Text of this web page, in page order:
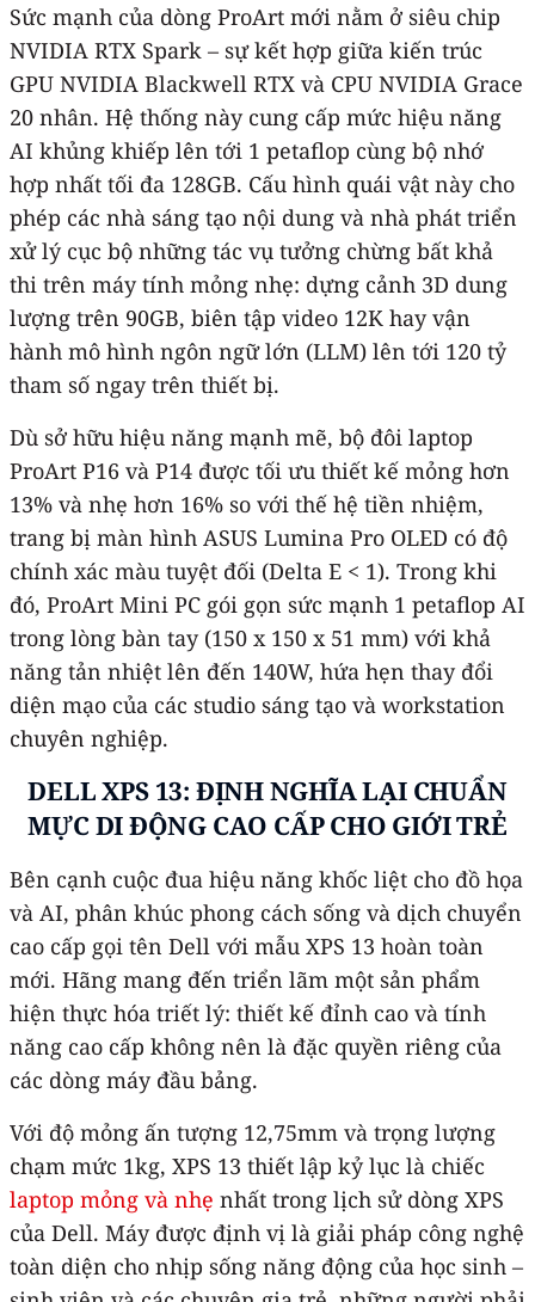
Sức mạnh của dòng ProArt mới nằm ở siêu chip
NVIDIA RTX Spark – sự kết hợp giữa kiến trúc
GPU NVIDIA Blackwell RTX và CPU NVIDIA Grace
20 nhân. Hệ thống này cung cấp mức hiệu năng
AI khủng khiếp lên tới 1 petaflop cùng bộ nhớ
hợp nhất tối đa 128GB. Cấu hình quái vật này cho
phép các nhà sáng tạo nội dung và nhà phát triển
xử lý cục bộ những tác vụ tưởng chừng bất khả
thi trên máy tính mỏng nhẹ: dựng cảnh 3D dung
lượng trên 90GB, biên tập video 12K hay vận
hành mô hình ngôn ngữ lớn (LLM) lên tới 120 tỷ
tham số ngay trên thiết bị.
​Dù sở hữu hiệu năng mạnh mẽ, bộ đôi laptop
ProArt P16 và P14 được tối ưu thiết kế mỏng hơn
13% và nhẹ hơn 16% so với thế hệ tiền nhiệm,
trang bị màn hình ASUS Lumina Pro OLED có độ
chính xác màu tuyệt đối (Delta E < 1). Trong khi
đó, ProArt Mini PC gói gọn sức mạnh 1 petaflop AI
trong lòng bàn tay (150 x 150 x 51 mm) với khả
năng tản nhiệt lên đến 140W, hứa hẹn thay đổi
diện mạo của các studio sáng tạo và workstation
chuyên nghiệp. ​
DELL XPS 13: ĐỊNH NGHĨA LẠI CHUẨN
MỰC DI ĐỘNG CAO CẤP CHO GIỚI TRẺ
Bên cạnh cuộc đua hiệu năng khốc liệt cho đồ họa
và AI, phân khúc phong cách sống và dịch chuyển
cao cấp gọi tên Dell với mẫu XPS 13 hoàn toàn
mới. Hãng mang đến triển lãm một sản phẩm
hiện thực hóa triết lý: thiết kế đỉnh cao và tính
năng cao cấp không nên là đặc quyền riêng của
các dòng máy đầu bảng. ​
Với độ mỏng ấn tượng 12,75mm và trọng lượng
chạm mức 1kg, XPS 13 thiết lập kỷ lục là chiếc
laptop mỏng và nhẹ nhất trong lịch sử dòng XPS
của Dell. Máy được định vị là giải pháp công nghệ
toàn diện cho nhịp sống năng động của học sinh –